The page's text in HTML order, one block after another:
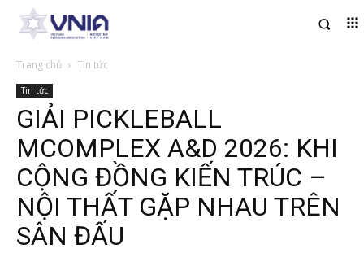
Trang chủ Tin tức
Tin tức
GIẢI PICKLEBALL
MCOMPLEX A&D 2026: KHI
CỘNG ĐỒNG KIẾN TRÚC –
NỘI THẤT GẶP NHAU TRÊN
SÂN ĐẤU